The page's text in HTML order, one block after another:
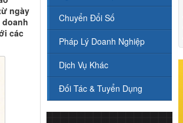
ngày
các
Chuyển Đổi Số
Pháp Lý Doanh Nghiệp
Dịch Vụ Khác
Đối Tác & Tuyển Dụng